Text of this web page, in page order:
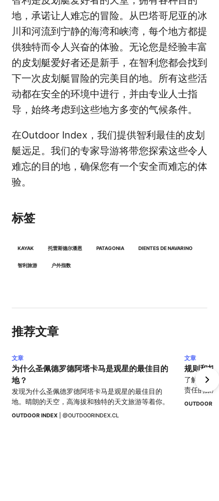
地，承诺让人难忘的冒险。从巴塔哥尼亚的冰
川和河流到宁静的海湾和峡湾，每个地方都提
供独特而令人兴奋的体验。无论您是经验丰富
的皮划艇爱好者还是新手，在智利您都会找到
下一次皮划艇冒险的完美目的地。所有这些活
动都在安全的环境中进行，并由专业人士指
导，始终考虑到这些地方多变的气候条件。
在Outdoor Index，我们提供智利最佳的皮划
艇远足。我们的专家导游将带您探索这些令人
难忘的目的地，确保您有一个安全而难忘的体
验。
标签
KAYAK 托雷斯德尔潘恩 PATAGONIA DIENTES DE NAVARINO
智利旅游 户外指数
推荐文章
文章
为什么圣佩德罗德阿塔卡马是观星的最佳目的
地？
发现为什么圣佩德罗德阿塔卡马是观星的最佳目的
地。晴朗的天空，高海拔和独特的天文旅游等着你。
OUTDOOR INDEX @OUTDOORINDEX.CL
文章
规则和托
了解托雷
责任的旅
然环境。
OUTDOOR